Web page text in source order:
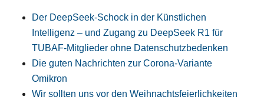
Der DeepSeek-Schock in der Künstlichen
Intelligenz – und Zugang zu DeepSeek R1 für
TUBAF-Mitglieder ohne Datenschutzbedenken
Die guten Nachrichten zur Corona-Variante
Omikron
Wir sollten uns vor den Weihnachtsfeierlichkeiten